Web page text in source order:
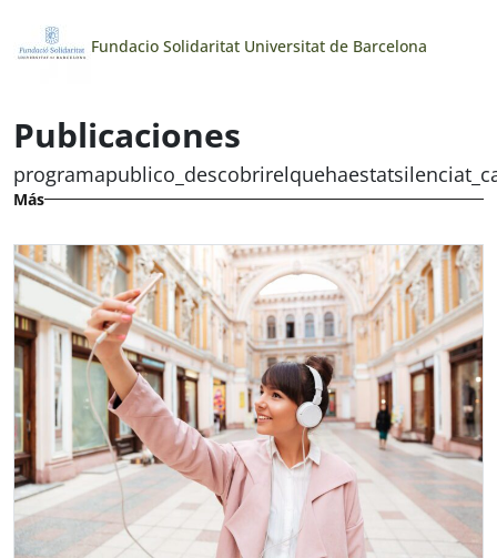
Fundacio Solidaritat Universitat de Barcelona
Publicaciones
Más